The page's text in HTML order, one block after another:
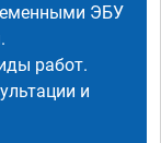
ЭБУ
работ.
и